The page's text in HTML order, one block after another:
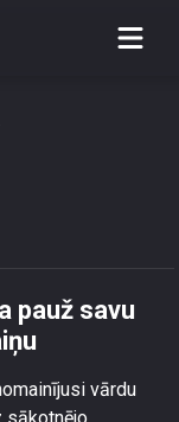
pauž
pauž savu
vārdu